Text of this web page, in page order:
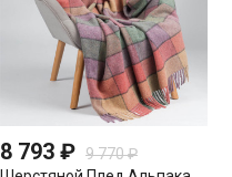
8 793 ₽ 9 770 ₽